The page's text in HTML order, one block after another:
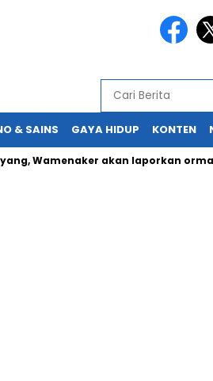
& SAINS GAYA HIDUP KONTEN
Wamenaker akan laporkan ormas